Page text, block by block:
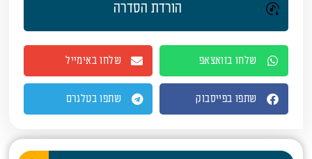
הורדת הסדרה
שלחו בוואצאפ שלחו באימייל
שתפו בפייסבוק שתפו בטלגרם